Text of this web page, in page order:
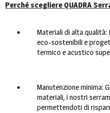
Perché scegliere QUADRA
Materiali di alta
eco-sostenibili e
termico e acustico
Manutenzione minima:
materiali, i nostri
permettendoti di